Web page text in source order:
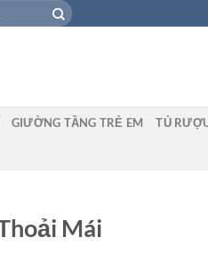
GIƯỜNG TẦNG TRẺ EM TỦ
Mái